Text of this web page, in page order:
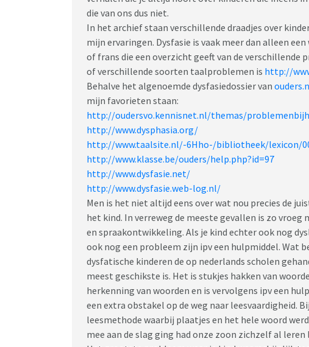
die van ons dus niet.
In het archief staan verschillende draadjes over
mijn ervaringen. Dysfasie is vaak meer dan alleen
of frans die een overzicht geeft van de verschillende
of verschillende soorten taalproblemen is http://
Behalve het algenoemde dysfasiedossier van
mijn favorieten staan:
http://oudersvo.kennisnet.nl/themas/
http://www.dysphasia.org/
http://www.taalsite.nl/-6Hho-/bibliotheek/lexicon/
http://www.klasse.be/ouders/help.php?id=97
http://www.dysfasie.net/
http://www.dysfasie.web-log.nl/
Men is het niet altijd eens over wat nou precies de
het kind. In verreweg de meeste gevallen is zo
en spraakontwikkeling. Als je kind echter ook nog
ook nog een probleem zijn ipv een hulpmiddel. Wat
dysfatische kinderen de op nederlands scholen
meest geschikste is. Het is stukjes hakken van
herkenning van woorden en is vervolgens ipv een
een extra obstakel op de weg naar leesvaardigheid.
leesmethode waarbij plaatjes en het hele woord
mee aan de slag ging had onze zoon zichzelf al leren